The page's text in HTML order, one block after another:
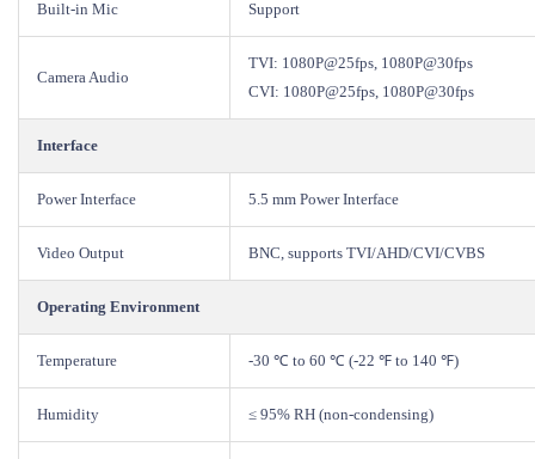
Built-in Mic Support
Camera Audio
TVI: 1080P@25fps, 1080P@30fps
CVI: 1080P@25fps, 1080P@30fps
Interface
Power Interface 5.5 mm Power Interface
Video Output BNC, supports TVI/AHD/CVI/CVBS
Operating Environment
Temperature -30 ℃ to 60 ℃ (-22 ℉ to 140 ℉)
Humidity ≤ 95% RH (non-condensing)